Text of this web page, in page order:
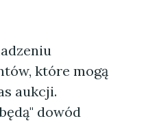
które mogą
aukcji.
dowód